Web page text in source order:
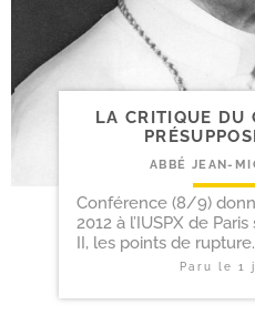
LA CRITIQUE DU
ABBÉ JEAN-
Conférence (8/9)
2012 à l’IUSPX de
II, les points de rupture.
Paru le1